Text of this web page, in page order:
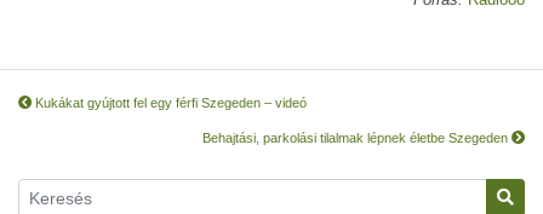
Kukákat gyújtott fel egy férfi Szegeden – videó
Behajtási, parkolási tilalmak lépnek életbe Szegeden